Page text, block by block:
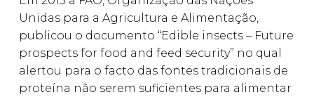
Unidas para a Agricultura e Alimentação,
publicou o documento “Edible insects – Future
prospects for food and feed security” no qual
alertou para o facto das fontes tradicionais de
proteína não serem suficientes para alimentar